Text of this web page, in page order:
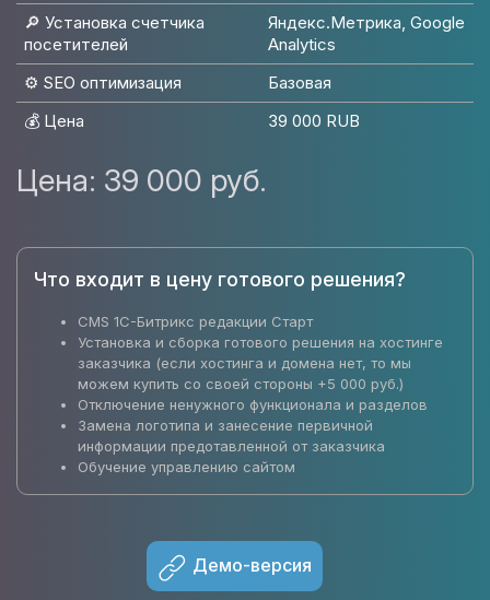
🔎 Установка счетчика
посетителей
Яндекс.Метрика, Google
Analytics
⚙️ SEO оптимизация
Базовая
💰 Цена
39 000 RUB
Цена: 39 000 руб.
Что входит в цену готового решения?
CMS 1C-Битрикс редакции Старт
Установка и сборка готового решения на хостинге
заказчика (если хостинга и домена нет, то мы
можем купить со своей стороны +5 000 руб.)
Отключение ненужного функционала и разделов
Замена логотипа и занесение первичной
информации предотавленной от заказчика
Обучение управлению сайтом
Демо-версия